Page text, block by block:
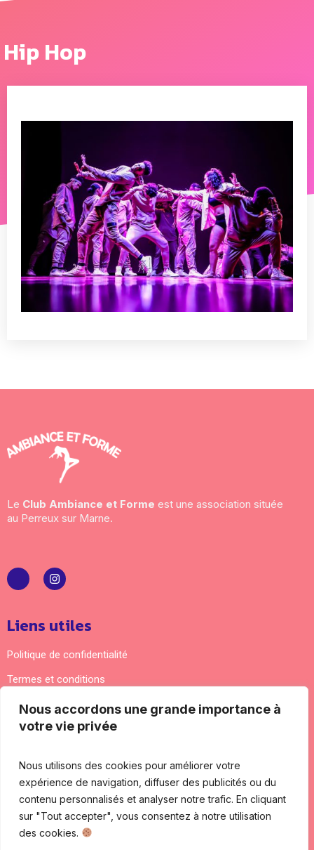
Nous accordons une grande importance à
votre vie privée
Nous utilisons des cookies pour améliorer votre
expérience de navigation, diffuser des publicités ou du
contenu personnalisés et analyser notre trafic. En cliquant
sur "Tout accepter", vous consentez à notre utilisation
des cookies.
Hip Hop
Le Club Ambiance et Forme est une association située
au Perreux sur Marne.
Liens utiles
Politique de confidentialité
Termes et conditions
Nous contacter
Perreux-sur-Marne
07 87 99 79 86
contact@ambianceforme.fr
09H00 - 17H00